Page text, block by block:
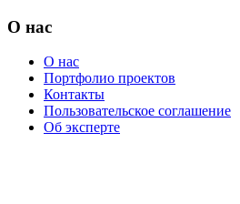
О нас
О нас
Портфолио проектов
Контакты
Пользовательское соглашение
Об эксперте